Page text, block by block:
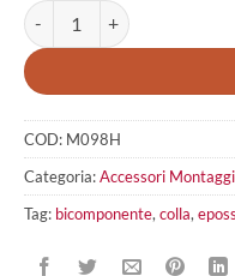
Resina Phantom M098H
COD: M098H
Categoria:Accessori
Tag: bicomponente, colla,